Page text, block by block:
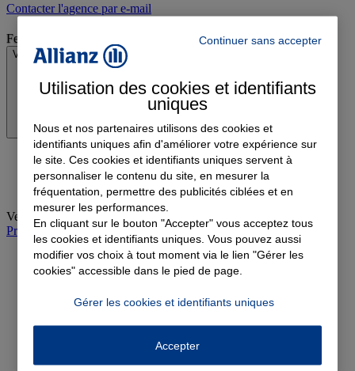
Contacter l'agence par e-mail
Fermé
Voir les horaires
Vendredi :
09:00-12:00, 14:00-18:00
Prendre rendez-vous à l'agence
Continuer sans accepter
Utilisation des cookies et identifiants
uniques
Nous et nos partenaires utilisons des cookies et
identifiants uniques afin d'améliorer votre expérience sur
le site. Ces cookies et identifiants uniques servent à
personnaliser le contenu du site, en mesurer la
fréquentation, permettre des publicités ciblées et en
mesurer les performances.
En cliquant sur le bouton "Accepter" vous acceptez tous
les cookies et identifiants uniques. Vous pouvez aussi
modifier vos choix à tout moment via le lien "Gérer les
cookies" accessible dans le pied de page.
Gérer les cookies et identifiants uniques
Accepter